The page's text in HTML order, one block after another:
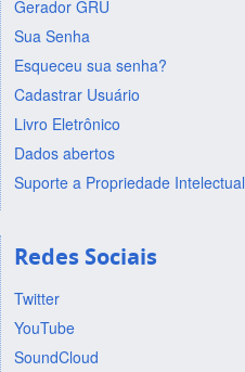
Gerador GRU
Sua Senha
Esqueceu sua senha?
Cadastrar Usuário
Livro Eletrônico
Dados abertos
Suporte a Propriedade Intelectual
Redes Sociais
Twitter
YouTube
SoundCloud